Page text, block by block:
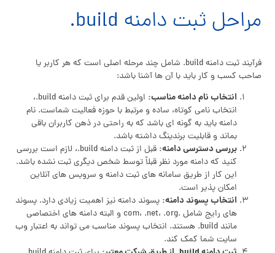
مراحل ثبت دامنه build.
فرآیند ثبت دامنه build. شامل چند مرحله اصلی است که هر کاربر یا
صاحب کسب و کار باید با آن ها آشنا باشد:
انتخاب نام دامنه مناسب:
اولین قدم برای ثبت دامنه build.،
انتخاب نامی کوتاه، ساده و مرتبط با حوزه فعالیت شماست. نام
دامنه باید به گونه ای باشد که به راحتی در ذهن کاربران باقی
بماند و قابلیت برندینگ داشته باشد.
بررسی دسترسی دامنه:
قبل از ثبت دامنه build.، لازم است بررسی
کنید که دامنه مورد نظر قبلاً توسط شخص دیگری ثبت نشده باشد.
این کار از طریق سامانه های ثبت دامنه و سرویس های آنلاین
امکان پذیر است.
انتخاب پسوند دامنه: پسوند دامنه نیز اهمیت زیادی دارد. پسوند
های رایج شامل .com، .net، .org و البته دامنه های اختصاصی
مانند build. هستند. انتخاب پسوند مناسب می تواند به اعتبار وب
سایت شما کمک کند.